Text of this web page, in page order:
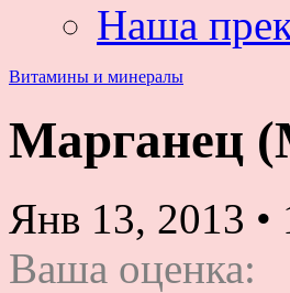
Наша
Витамины и минералы
Марганец
Янв 13, 2013 •
Ваша оценка: